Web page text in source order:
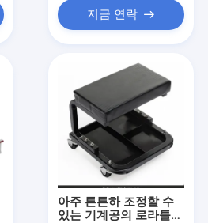
지금 연락
아주 튼튼하 조정할 수
있는 기계공의 로라틀을